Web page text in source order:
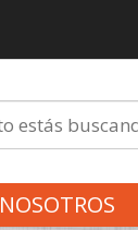
NOSOTROS